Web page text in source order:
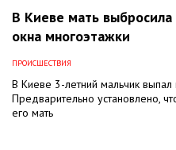
В Киеве мать выбросила
окна многоэтажки
ПРОИСШЕСТВИЯ
В Киеве 3-летний мальчик
Предварительно установлено,
его мать